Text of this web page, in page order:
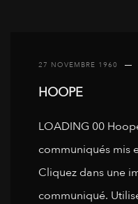
27 NOVEMBRE 1960
HOOPE
LOADING 00
communiqués mis
Cliquez dans une
communiqué.